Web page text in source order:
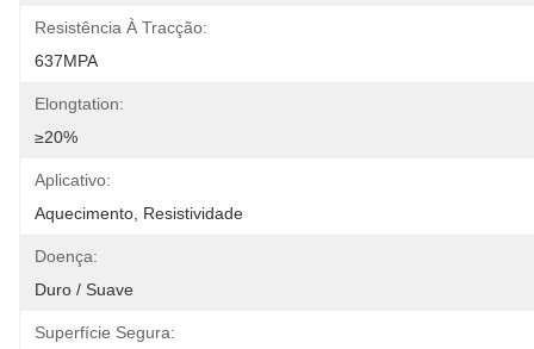
Resistência À Tracção:
637MPA
Elongtation:
≥20%
Aplicativo:
Aquecimento, Resistividade
Doença:
Duro / Suave
Superfície Segura: